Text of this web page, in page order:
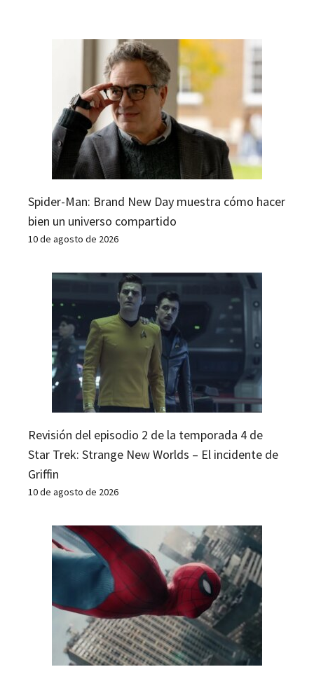
Spider-Man: Brand New Day muestra cómo hacer
bien un universo compartido
10 de agosto de 2026
Revisión del episodio 2 de la temporada 4 de
Star Trek: Strange New Worlds – El incidente de
Griffin
10 de agosto de 2026